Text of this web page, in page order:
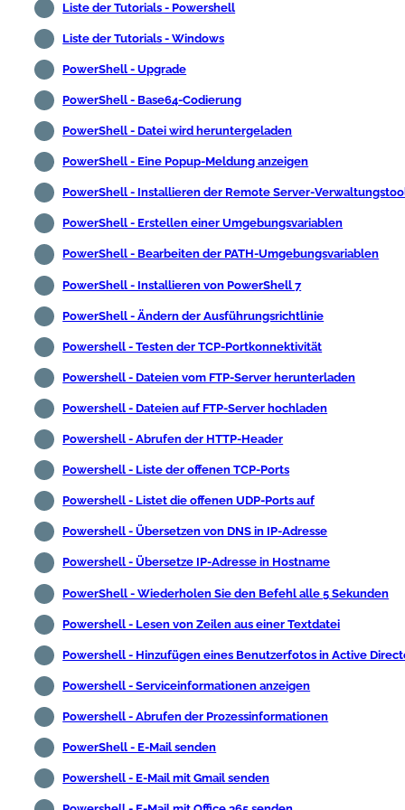
Liste der Tutorials - Powershell
Liste der Tutorials - Windows
PowerShell - Upgrade
PowerShell - Base64-Codierung
PowerShell - Datei wird heruntergeladen
PowerShell - Eine Popup-Meldung anzeigen
PowerShell - Installieren der Remote Server-
PowerShell - Erstellen einer Umgebungsvariablen
PowerShell - Bearbeiten der PATH-Umgebungsvariablen
PowerShell - Installieren von PowerShell 7
PowerShell - Ändern der Ausführungsrichtlinie
Powershell - Testen der TCP-Portkonnektivität
Powershell - Dateien vom FTP-Server herunterladen
Powershell - Dateien auf FTP-Server hochladen
Powershell - Abrufen der HTTP-Header
Powershell - Liste der offenen TCP-Ports
Powershell - Listet die offenen UDP-Ports auf
Powershell - Übersetzen von DNS in IP-Adresse
Powershell - Übersetze IP-Adresse in Hostname
PowerShell - Wiederholen Sie den Befehl alle 5 Sekunden
Powershell - Lesen von Zeilen aus einer Textdatei
Powershell - Hinzufügen eines Benutzerfotos in Active
Powershell - Serviceinformationen anzeigen
Powershell - Abrufen der Prozessinformationen
PowerShell - E-Mail senden
Powershell - E-Mail mit Gmail senden